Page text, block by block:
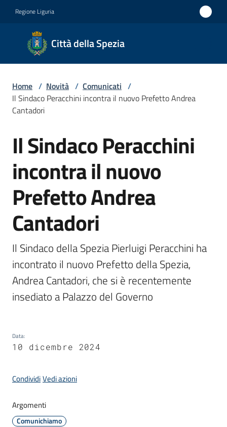
Regione Liguria
Città della Spezia
Città
della
Medaglia
d'oro al
Civile
Medaglia
d'argento
al Valor
Militare
Amministrazione
Novità
Menu selezionato
Vivere
Home / Novità / Comunicati /
Il Sindaco Peracchini incontra il nuovo Prefetto Andrea
Cantadori
Salta al contenuto
Il Sindaco Peracchini
incontra il nuovo
Prefetto Andrea
Cantadori
Il Sindaco della Spezia Pierluigi Peracchini ha
incontrato il nuovo Prefetto della Spezia,
Andrea Cantadori, che si è recentemente
insediato a Palazzo del Governo
Data:
10 dicembre 2024
CondividiVedi azioni
Argomenti
Comunichiamo